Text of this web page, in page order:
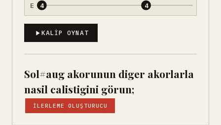
E 4 4
KALIP OYNAT
Sol#aug akorunun diger akorlarla
nasil calistigini görun;
İLERLEME OLUŞTURUCU